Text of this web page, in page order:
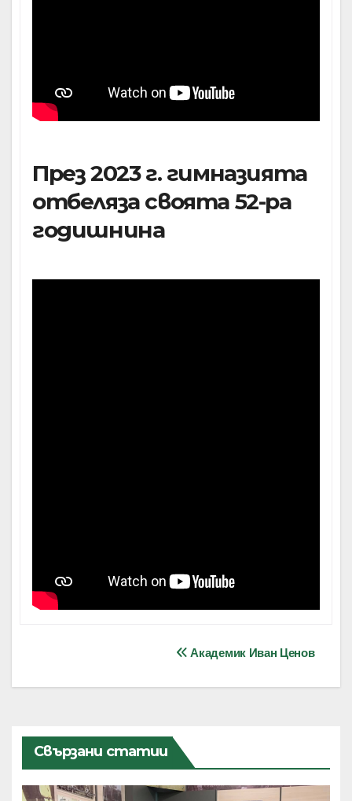
През 2023 г. гимназията
отбеляза своята 52-ра
годишнина
Академик Иван Ценов
Свързани статии